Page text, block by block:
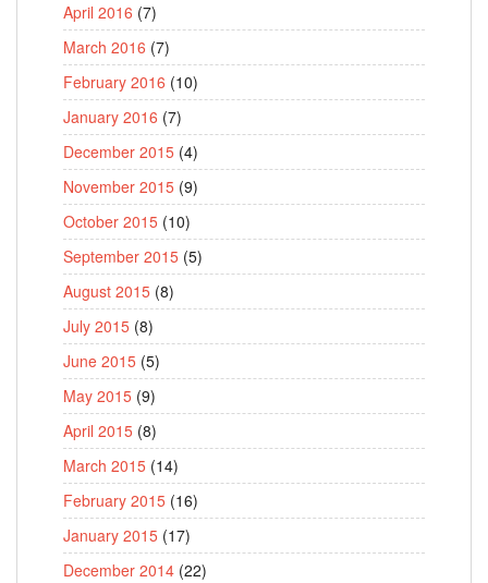
April 2016 (7)
March 2016 (7)
February 2016 (10)
January 2016 (7)
December 2015 (4)
November 2015 (9)
October 2015 (10)
September 2015 (5)
August 2015 (8)
July 2015 (8)
June 2015 (5)
May 2015 (9)
April 2015 (8)
March 2015 (14)
February 2015 (16)
January 2015 (17)
December 2014 (22)